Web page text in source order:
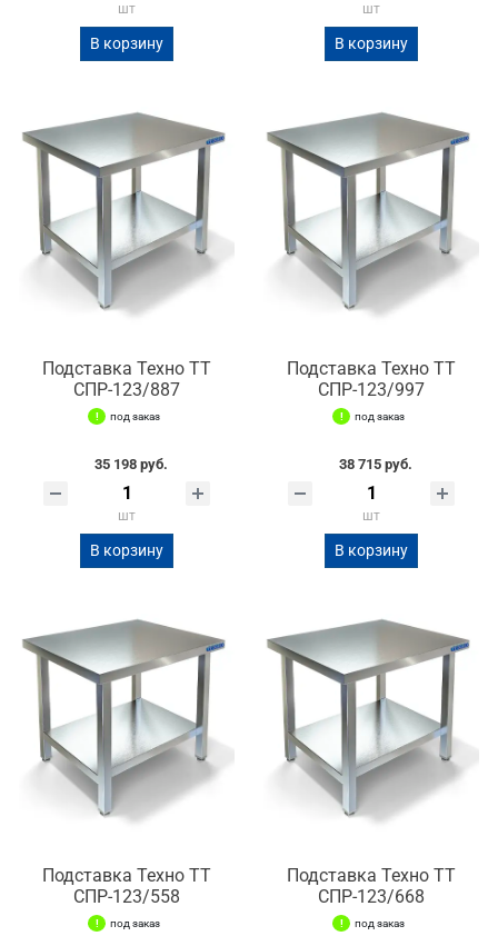
шт
В корзину
шт
В корзину
Подставка Техно ТТ
СПР-123/887
под заказ
35 198 руб.
шт
В корзину
Подставка Техно ТТ
СПР-123/997
под заказ
38 715 руб.
шт
В корзину
Подставка Техно ТТ
СПР-123/558
под заказ
Подставка Техно ТТ
СПР-123/668
под заказ